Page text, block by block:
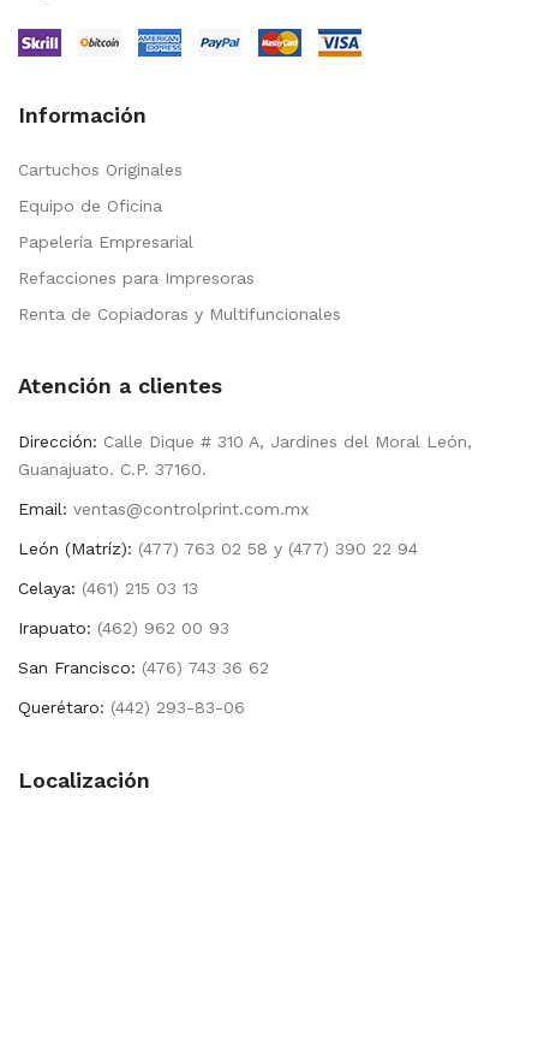
Información
Cartuchos Originales
Equipo de Oficina
Papelería Empresarial
Refacciones para Impresoras
Renta de Copiadoras y Multifuncionales
Atención a clientes
Dirección: Calle Dique # 310 A, Jardines del Moral León,
Guanajuato. C.P. 37160.
Email: ventas@controlprint.com.mx
León (Matríz): (477) 763 02 58 y (477) 390 22 94
Celaya: (461) 215 03 13
Irapuato: (462) 962 00 93
San Francisco: (476) 743 36 62
Querétaro: (442) 293-83-06
Localización